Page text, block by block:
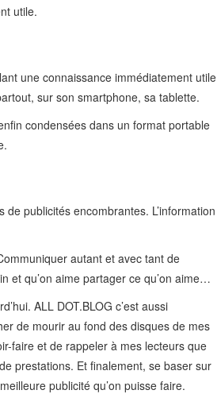
utile.
une connaissance immédiatement utile
sur son smartphone, sa tablette.
condensées dans un format portable
de publicités encombrantes. L’information
autant et avec tant de
et qu’on aime partager ce qu’on aime…
ALL DOT.BLOG c’est aussi
de mourir au fond des disques de mes
faire et de rappeler à mes lecteurs que
prestations. Et finalement, se baser sur
publicité qu’on puisse faire.